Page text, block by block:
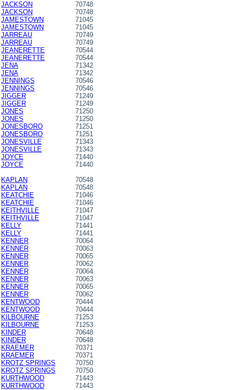
JACKSON
70748
JACKSON
70748
JAMESTOWN
71045
JAMESTOWN
71045
JARREAU
70749
JARREAU
70749
JEANERETTE
70544
JEANERETTE
70544
JENA
71342
JENA
71342
JENNINGS
70546
JENNINGS
70546
JIGGER
71249
JIGGER
71249
JONES
71250
JONES
71250
JONESBORO
71251
JONESBORO
71251
JONESVILLE
71343
JONESVILLE
71343
JOYCE
71440
JOYCE
71440
KAPLAN
70548
KAPLAN
70548
KEATCHIE
71046
KEATCHIE
71046
KEITHVILLE
71047
KEITHVILLE
71047
KELLY
71441
KELLY
71441
KENNER
70064
KENNER
70063
KENNER
70065
KENNER
70062
KENNER
70064
KENNER
70063
KENNER
70065
KENNER
70062
KENTWOOD
70444
KENTWOOD
70444
KILBOURNE
71253
KILBOURNE
71253
KINDER
70648
KINDER
70648
KRAEMER
70371
KRAEMER
70371
KROTZ SPRINGS
70750
KROTZ SPRINGS
70750
KURTHWOOD
71443
KURTHWOOD
71443